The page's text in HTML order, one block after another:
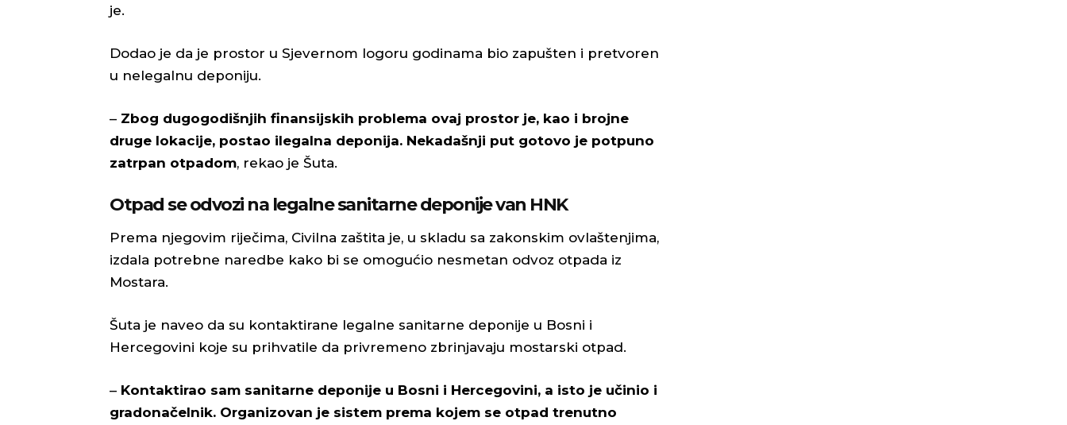
je.
Dodao je da je prostor u Sjevernom logoru godinama bio zapušten i pretvoren
u nelegalnu deponiju.
– Zbog dugogodišnjih finansijskih problema ovaj prostor je, kao i brojne
druge lokacije, postao ilegalna deponija. Nekadašnji put gotovo je potpuno
zatrpan otpadom, rekao je Šuta.
Otpad se odvozi na legalne sanitarne deponije van HNK
Prema njegovim riječima, Civilna zaštita je, u skladu sa zakonskim ovlaštenjima,
izdala potrebne naredbe kako bi se omogućio nesmetan odvoz otpada iz
Mostara.
Šuta je naveo da su kontaktirane legalne sanitarne deponije u Bosni i
Hercegovini koje su prihvatile da privremeno zbrinjavaju mostarski otpad.
– Kontaktirao sam sanitarne deponije u Bosni i Hercegovini, a isto je učinio i
gradonačelnik. Organizovan je sistem prema kojem se otpad trenutno